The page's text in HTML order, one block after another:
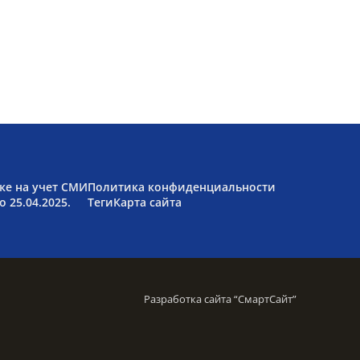
на учет СМИ
25.04.2025.
Политика конфиденциальности
ТегиКарта сайта
Разработка сайта “СмартСайт”